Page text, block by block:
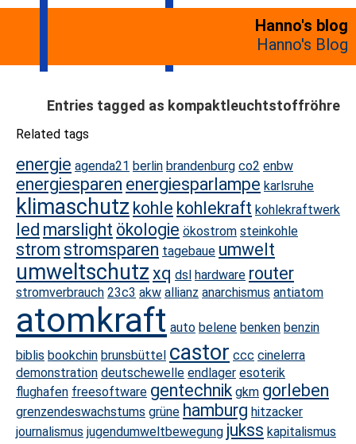
Hanno's blog
Hanno's Blog
Entries tagged as kompaktleuchtstoffröhre
Related tags
energie agenda21 berlin brandenburg co2 enbw
energiesparen energiesparlampe karlsruhe
klimaschutz kohle kohlekraft kohlekraftwerk
led marslight ökologie ökostrom steinkohle
strom stromsparen tagebaue umwelt
umweltschutz xq dsl hardware router
stromverbrauch 23c3 akw allianz anarchismus antiatom
atomkraft auto belene benken benzin
biblis bookchin brunsbüttel castor ccc cinelerra
demonstration deutschewelle endlager esoterik
flughafen freesoftware gentechnik gkm gorleben
grenzendeswachstums grüne hamburg hitzacker
journalismus jugendumweltbewegung jukss kapitalismus